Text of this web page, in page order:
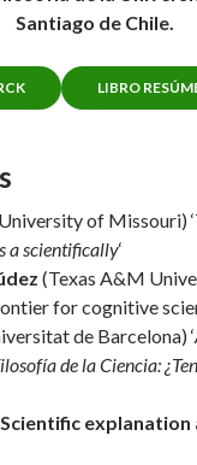
Santiago de Chile.
LIBRO
of Missouri) ‘
a scientifically‘
(Texas A&M
for cognitive
de Barcelona) ‘
de la Ciencia:
explanation